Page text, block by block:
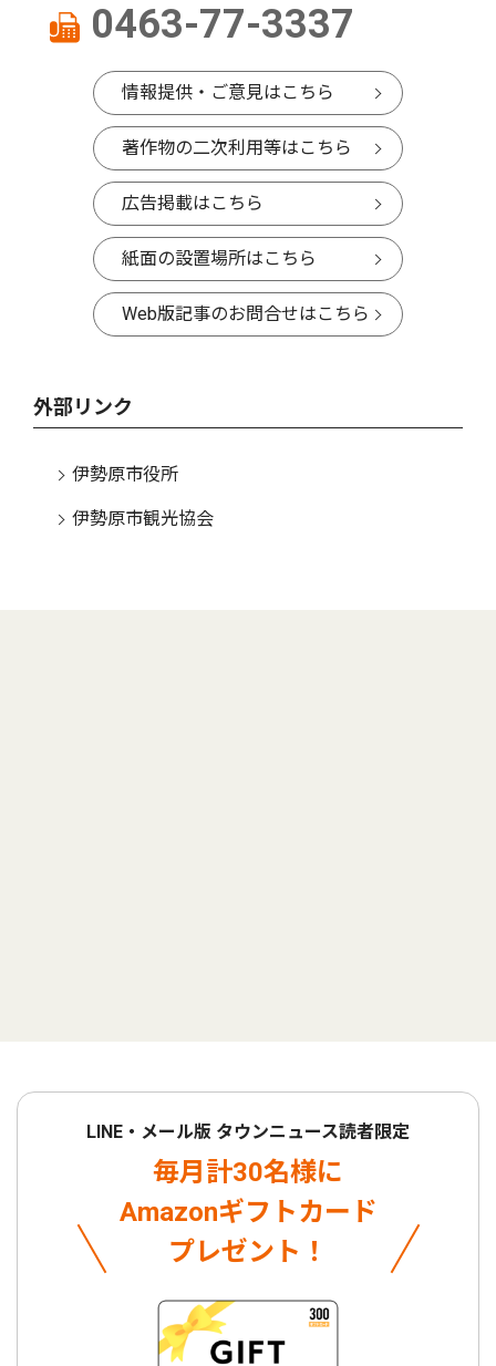
0463-77-3337
情報提供・ご意見はこちら
著作物の二次利用等はこちら
広告掲載はこちら
紙面の設置場所はこちら
Web版記事のお問合せはこちら
外部リンク
伊勢原市役所
伊勢原市観光協会
LINE・メール版 タウンニュース読者限定
毎月計30名様に
Amazonギフトカード
プレゼント！